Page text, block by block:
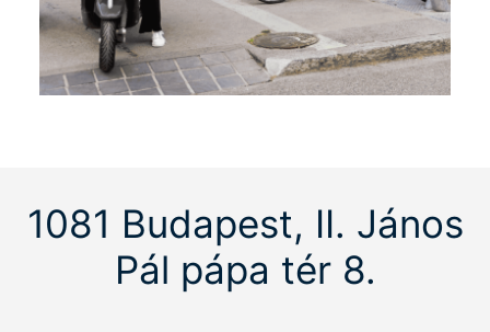
1081 Budapest, II. János
Pál pápa tér 8.